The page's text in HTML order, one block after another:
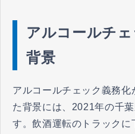
アルコールチ
背景
アルコールチェック義務
た背景には、2021年の千
す。飲酒運転のトラックに